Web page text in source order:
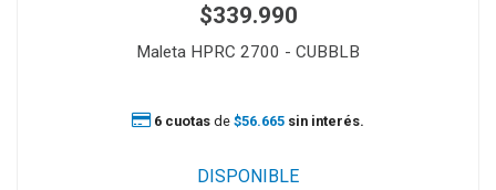
$339.990
Maleta HPRC 2700 - CUBBLB
6 cuotas de $56.665 sin interés.
DISPONIBLE